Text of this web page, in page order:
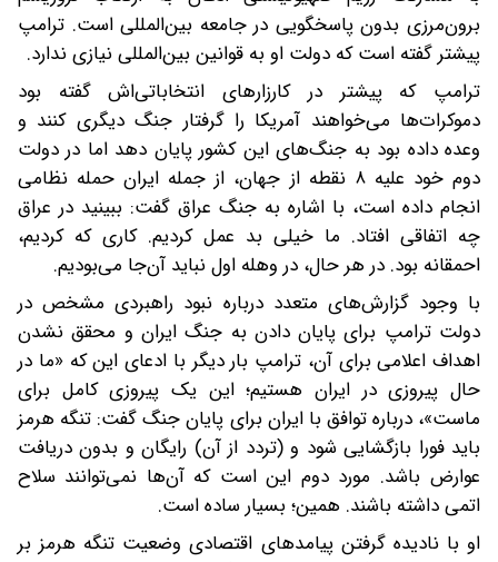
برون‌مرزی بدون پاسخگویی در جامعه بین‌المللی است. ترامپ
پیشتر گفته است که دولت او به قوانین بین‌المللی نیازی ندارد.
ترامپ که پیشتر در کارزارهای انتخاباتی‌اش گفته بود
دموکرات‌ها می‌خواهند آمریکا را گرفتار جنگ دیگری کنند و
وعده داده بود به جنگ‌های این کشور پایان دهد اما در دولت
دوم خود علیه ۸ نقطه از جهان، از جمله ایران حمله نظامی
انجام داده است، با اشاره به جنگ عراق گفت: ببینید در عراق
چه اتفاقی افتاد. ما خیلی بد عمل کردیم. کاری که کردیم،
احمقانه بود. در هر حال، در وهله اول نباید آن‌جا می‌بودیم.
با وجود گزارش‌های متعدد درباره نبود راهبردی مشخص در
دولت ترامپ برای پایان دادن به جنگ ایران و محقق نشدن
اهداف اعلامی برای آن، ترامپ بار دیگر با ادعای این که «ما در
حال پیروزی در ایران هستیم؛ این یک پیروزی کامل برای
ماست»، درباره توافق با ایران برای پایان جنگ گفت: تنگه هرمز
باید فورا بازگشایی شود و (تردد از آن) رایگان و بدون دریافت
عوارض باشد. مورد دوم این است که آن‌ها نمی‌توانند سلاح
اتمی داشته باشند. همین؛ بسیار ساده است.
او با نادیده گرفتن پیامدهای اقتصادی وضعیت تنگه هرمز بر